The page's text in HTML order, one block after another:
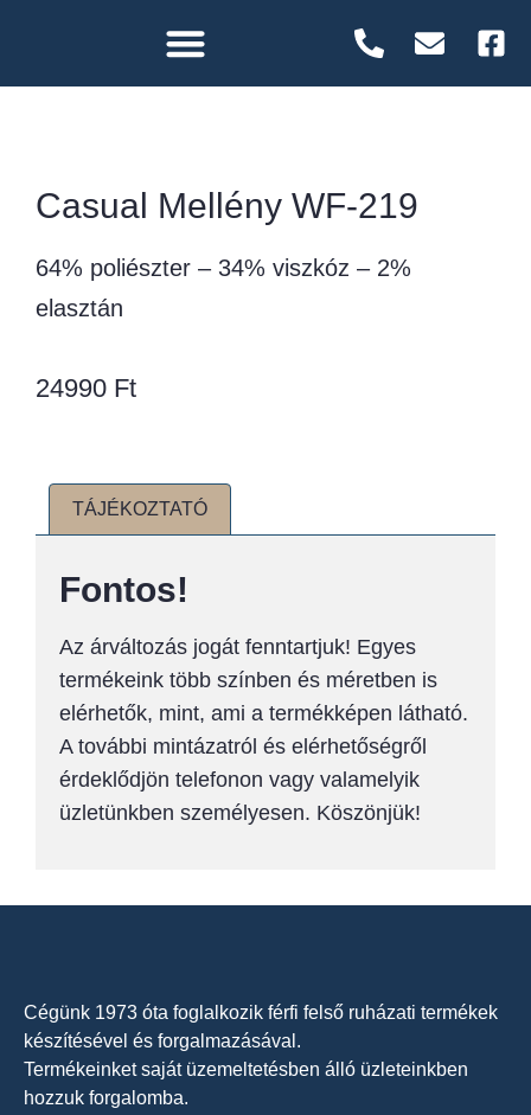
Casual Mellény WF-219
64% poliészter – 34% viszkóz – 2%
elasztán
24990 Ft
TÁJÉKOZTATÓ
Fontos!
Az árváltozás jogát fenntartjuk! Egyes
termékeink több színben és méretben is
elérhetők, mint, ami a termékképen látható.
A további mintázatról és elérhetőségről
érdeklődjön telefonon vagy valamelyik
üzletünkben személyesen. Köszönjük!
Cégünk 1973 óta foglalkozik férfi felső ruházati termékek
készítésével és forgalmazásával.
Termékeinket saját üzemeltetésben álló üzleteinkben
hozzuk forgalomba.